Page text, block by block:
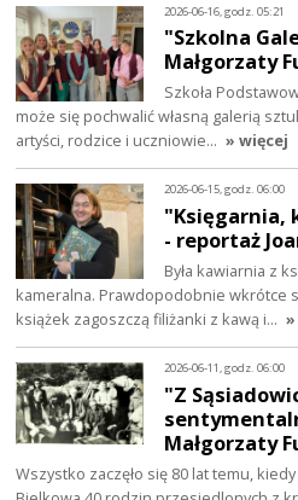
2026-06-16, godz. 05:21
"Szkolna
Małgorzaty
Szkoła
może się pochwalić własną galerią
artyści, rodzice i uczniowie… » więcej
2026-06-15, godz. 06:00
"Księgarnia,
- reportaż
Była kawiarnia z
kameralna. Prawdopodobnie wkrótce
książek zagoszczą filiżanki z kawą i…
2026-06-11, godz. 06:00
"Z
Małgorzaty
Wszystko zaczęło się 80 lat temu,